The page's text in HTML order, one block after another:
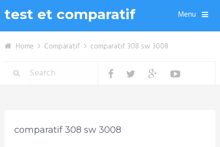
test et comparatif Menu
Home Comparatif comparatif 308 sw 3008
comparatif 308 sw 3008